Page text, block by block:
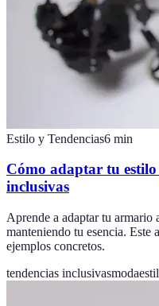
Estilo y Tendencias6 min
Cómo adaptar tu
inclusivas
Aprende a adaptar tu armario
manteniendo tu esencia. Este
ejemplos concretos.
tendencias inclusivasmoda